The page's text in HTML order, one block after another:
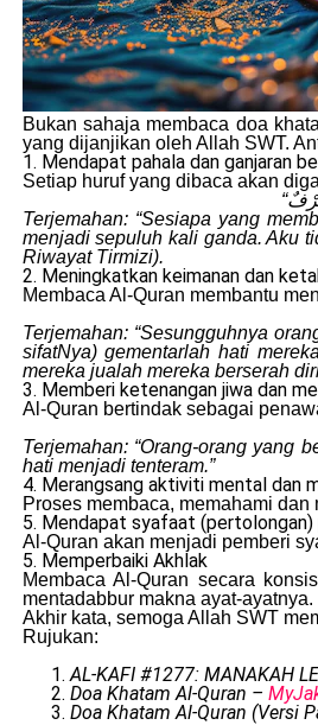
Bukan sahaja membaca doa
yang dijanjikan oleh Allah SWT.
1. Mendapat pahala dan ganjaran
Setiap huruf yang dibaca akan
Terjemahan: “Sesiapa yang
menjadi sepuluh kali ganda. Aku
Riwayat Tirmizi).
2. Meningkatkan keimanan dan
Membaca Al-Quran membantu
Terjemahan: “Sesungguhnya
sifatNya) gementarlah hati
mereka jualah mereka berserah
3. Memberi ketenangan jiwa dan
Al-Quran bertindak sebagai
Terjemahan: “Orang-orang yang
hati menjadi tenteram.”
4. Merangsang aktiviti mental dan
Proses membaca, memahami
5. Mendapat syafaat (pertolongan)
Al-Quran akan menjadi pemberi
5. Memperbaiki Akhlak
Membaca Al-Quran secara
mentadabbur makna ayat-ayatnya.
Akhir kata, semoga Allah SWT
Rujukan:
AL-KAFI #1277: MANAKAH
Doa Khatam Al-Quran –
Doa Khatam Al-Quran (Versi